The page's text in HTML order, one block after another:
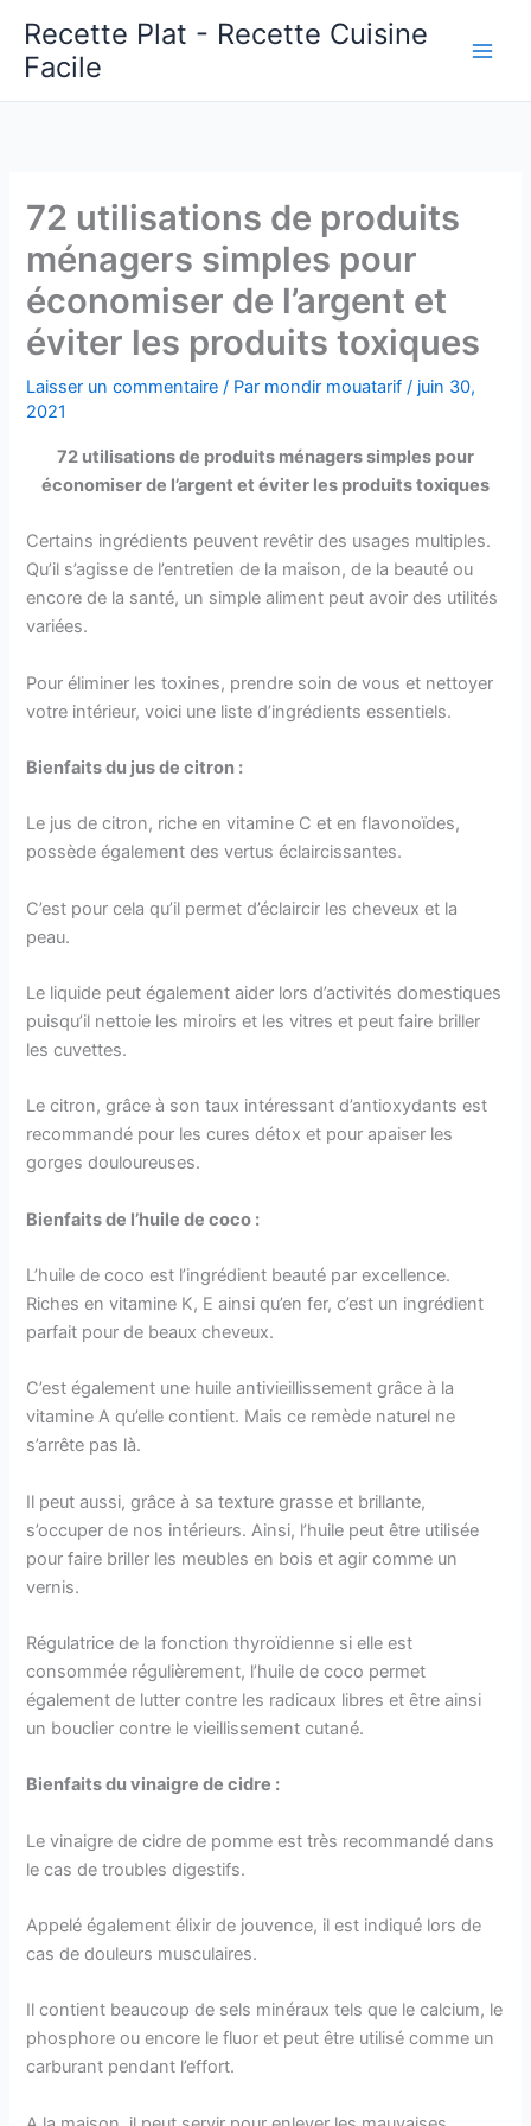
contenu
Recette Plat - Recette Cuisine
Facile
72 utilisations de produits
ménagers simples pour
économiser de l’argent et
éviter les produits toxiques
Laisser un commentaire / Par mondir mouatarif/ juin 30,
2021
72 utilisations de produits ménagers simples pour
économiser de l’argent et éviter les produits toxiques
Certains ingrédients peuvent revêtir des usages multiples.
Qu’il s’agisse de l’entretien de la maison, de la beauté ou
encore de la santé, un simple aliment peut avoir des utilités
variées.
Pour éliminer les toxines, prendre soin de vous et nettoyer
votre intérieur, voici une liste d’ingrédients essentiels.
Bienfaits du jus de citron :
Le jus de citron, riche en vitamine C et en flavonoïdes,
possède également des vertus éclaircissantes.
C’est pour cela qu’il permet d’éclaircir les cheveux et la
peau.
Le liquide peut également aider lors d’activités domestiques
puisqu’il nettoie les miroirs et les vitres et peut faire briller
les cuvettes.
Le citron, grâce à son taux intéressant d’antioxydants est
recommandé pour les cures détox et pour apaiser les
gorges douloureuses.
Bienfaits de l’huile de coco :
L’huile de coco est l’ingrédient beauté par excellence.
Riches en vitamine K, E ainsi qu’en fer, c’est un ingrédient
parfait pour de beaux cheveux.
C’est également une huile antivieillissement grâce à la
vitamine A qu’elle contient. Mais ce remède naturel ne
s’arrête pas là.
Il peut aussi, grâce à sa texture grasse et brillante,
s’occuper de nos intérieurs. Ainsi, l’huile peut être utilisée
pour faire briller les meubles en bois et agir comme un
vernis.
Régulatrice de la fonction thyroïdienne si elle est
consommée régulièrement, l’huile de coco permet
également de lutter contre les radicaux libres et être ainsi
un bouclier contre le vieillissement cutané.
Bienfaits du vinaigre de cidre :
Le vinaigre de cidre de pomme est très recommandé dans
le cas de troubles digestifs.
Appelé également élixir de jouvence, il est indiqué lors de
cas de douleurs musculaires.
Il contient beaucoup de sels minéraux tels que le calcium, le
phosphore ou encore le fluor et peut être utilisé comme un
carburant pendant l’effort.